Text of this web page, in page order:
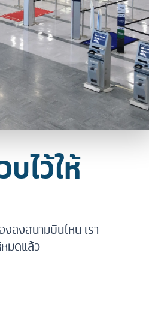
ไว้ให้
ลงสนามบินไหน เรา
มดแล้ว